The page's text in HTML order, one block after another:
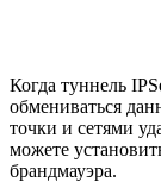
Когда туннель
обмениваться
точки и сетями
можете
брандмауэра.